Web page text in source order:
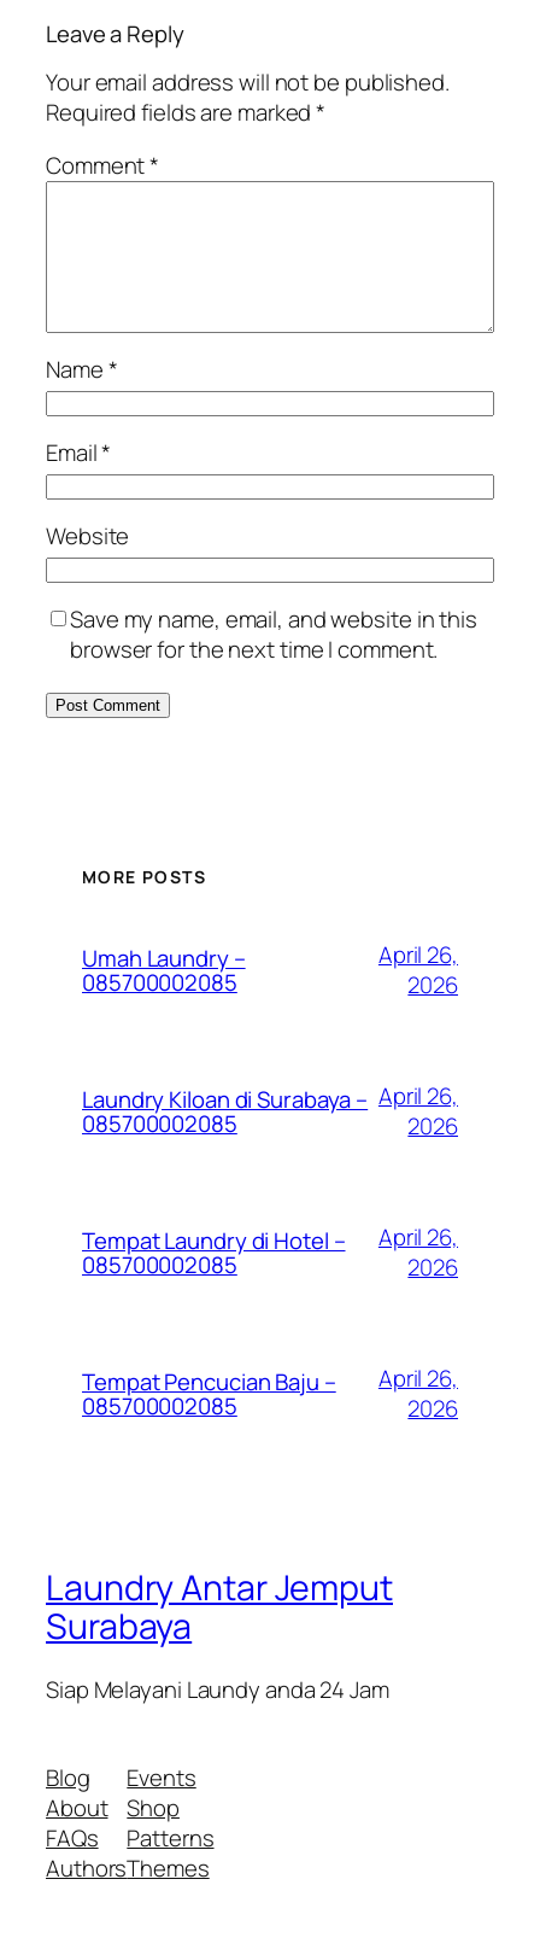
Leave a Reply
Your email address will not be published.
Required fields are marked*
Comment*
Name*
Email*
Website
Save my name, email, and website in this
browser for the next time I comment.
MORE POSTS
Umah Laundry –
085700002085
April 26,
2026
Laundry Kiloan di Surabaya –
085700002085
April 26,
2026
Tempat Laundry di Hotel –
085700002085
April 26,
2026
Tempat Pencucian Baju –
085700002085
April 26,
2026
Laundry Antar Jemput
Surabaya
Siap Melayani Laundy anda 24 Jam
Blog
About
FAQs
Authors
Events
Shop
Patterns
Themes